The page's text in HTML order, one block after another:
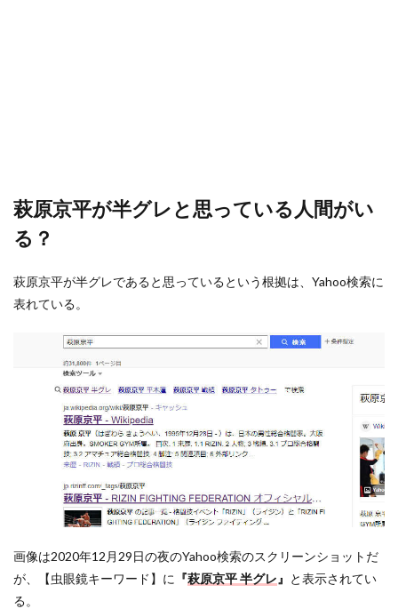
萩原京平が半グレと思っている人間がい
る？
萩原京平が半グレであると思っているという根拠は、Yahoo検索に
表れている。
画像は2020年12月29日の夜のYahoo検索のスクリーンショットだ
が、【虫眼鏡キーワード】に 『萩原京平 半グレ』 と表示されてい
る。